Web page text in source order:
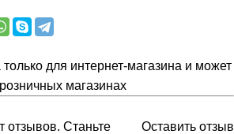
для интернет-магазина и может
магазинах
Оставить отзыв
отзывов. Станьте